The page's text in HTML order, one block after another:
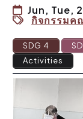
Jun, Tue,
กิจกรรมค
SDG 4
Activities